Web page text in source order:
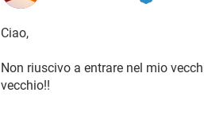
Ciao,
Non riuscivo a entrare nel mio
vecchio!!